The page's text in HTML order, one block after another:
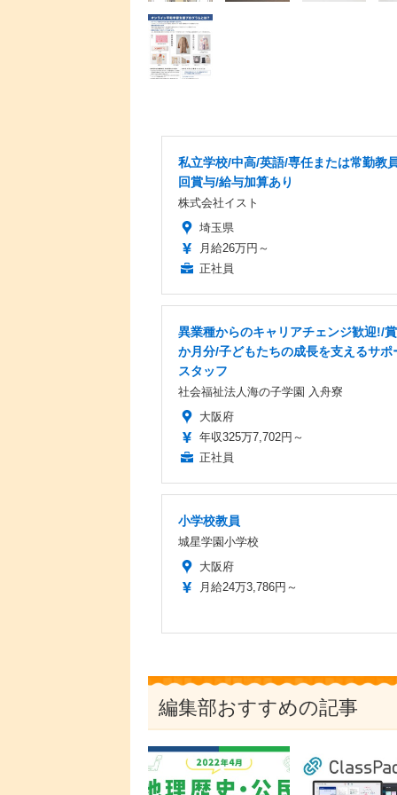
私立学校/中高/英語/専任または常勤教
回賞与/給与加算あり
株式会社イスト
埼玉県
月給26万円～
正社員
異業種からのキャリアチェンジ歓迎!/
か月分/子どもたちの成長を支えるサポ
スタッフ
社会福祉法人海の子学園 入舟寮
大阪府
年収325万7,702円～
正社員
小学校教員
城星学園小学校
大阪府
月給24万3,786円～
編集部おすすめの記事